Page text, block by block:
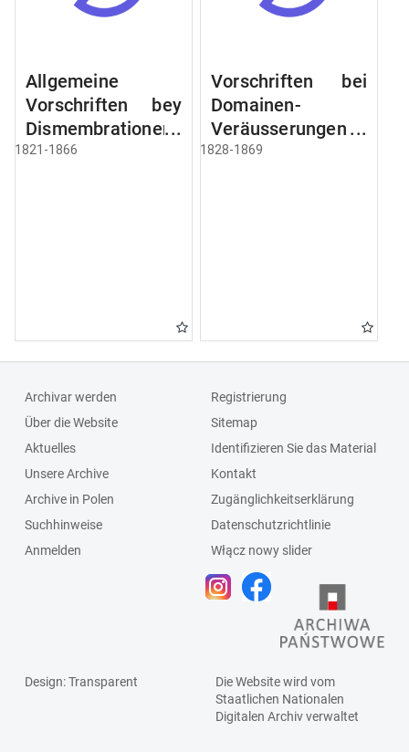
Allgemeine
Vorschriften bey
Dismembrationen
Domainen-
1821-1866
Vorschriften bei
Domainen-
Veräusserungen
und
1828-1869
Archivar werden
Über die Website
Aktuelles
Unsere Archive
Archive in Polen
Suchhinweise
Anmelden
Registrierung
Sitemap
Identifizieren Sie das Material
Kontakt
Zugänglichkeitserklärung
Datenschutzrichtlinie
Włącz nowy slider
Design: Transparent
Die Website wird vom
Staatlichen Nationalen
Digitalen Archivverwaltet